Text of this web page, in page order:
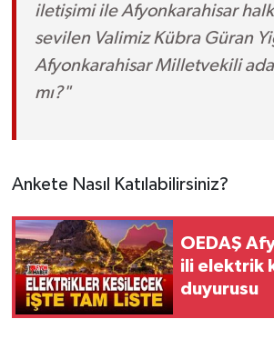
iletişimi ile Afyonkarahisar
sevilen Valimiz Kübra Güran
Afyonkarahisar Milletvekili
mı?"
Ankete Nasıl Katılabilirsiniz?
OEDAŞ
ili elektrik
duyurusu